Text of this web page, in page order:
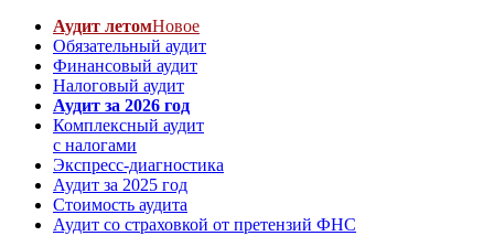
Аудит летомНовое
Обязательный аудит
Финансовый аудит
Налоговый аудит
Аудит за 2026 год
Комплексный аудит
с налогами
Экспресс-диагностика
Аудит за 2025 год
Стоимость аудита
Аудит со страховкой от претензий ФНС